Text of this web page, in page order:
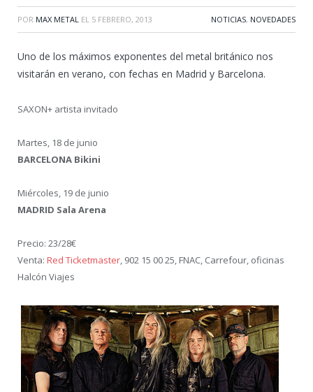
POR MAX METAL EL 5 FEBRERO, 2013 NOTICIAS, NOVEDADES
Uno de los máximos exponentes del metal británico nos
visitarán en verano, con fechas en Madrid y Barcelona.
SAXON+ artista invitado
Martes, 18 de junio
BARCELONA Bikini
Miércoles, 19 de junio
MADRID Sala Arena
Precio: 23/28€
Venta: Red Ticketmaster, 902 15 00 25, FNAC, Carrefour, oficinas
Halcón Viajes